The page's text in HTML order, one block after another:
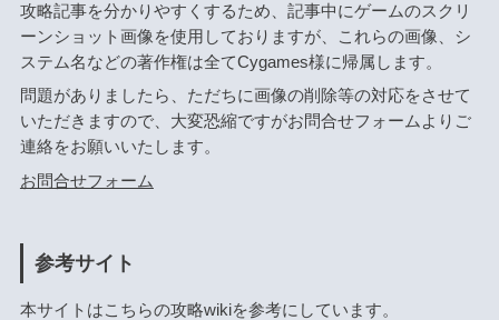
攻略記事を分かりやすくするため、記事中にゲームのスクリ
ーンショット画像を使用しておりますが、これらの画像、シ
ステム名などの著作権は全てCygames様に帰属します。
問題がありましたら、ただちに画像の削除等の対応をさせて
いただきますので、大変恐縮ですがお問合せフォームよりご
連絡をお願いいたします。
お問合せフォーム
参考サイト
本サイトはこちらの攻略wikiを参考にしています。